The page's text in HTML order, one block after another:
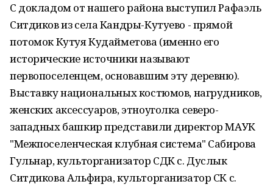
С докладом от нашего района выступил Рафаэль
Ситдиков из села Кандры-Кутуево - прямой
потомок Кутуя Кудайметова (именно его
исторические источники называют
первопоселенцем, основавшим эту деревню).
Выставку национальных костюмов, нагрудников,
женских аксессуаров, этноуголка северо-
западных башкир представили директор МАУК
"Межпоселенческая клубная система" Сабирова
Гульнар, культорганизатор СДК с. Дуслык
Ситдикова Альфира, культорганизатор СК с.